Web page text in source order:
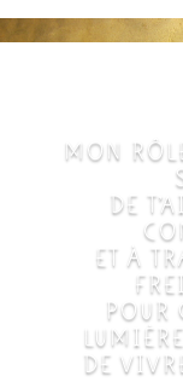
MON
DE
ET À
POUR
DE